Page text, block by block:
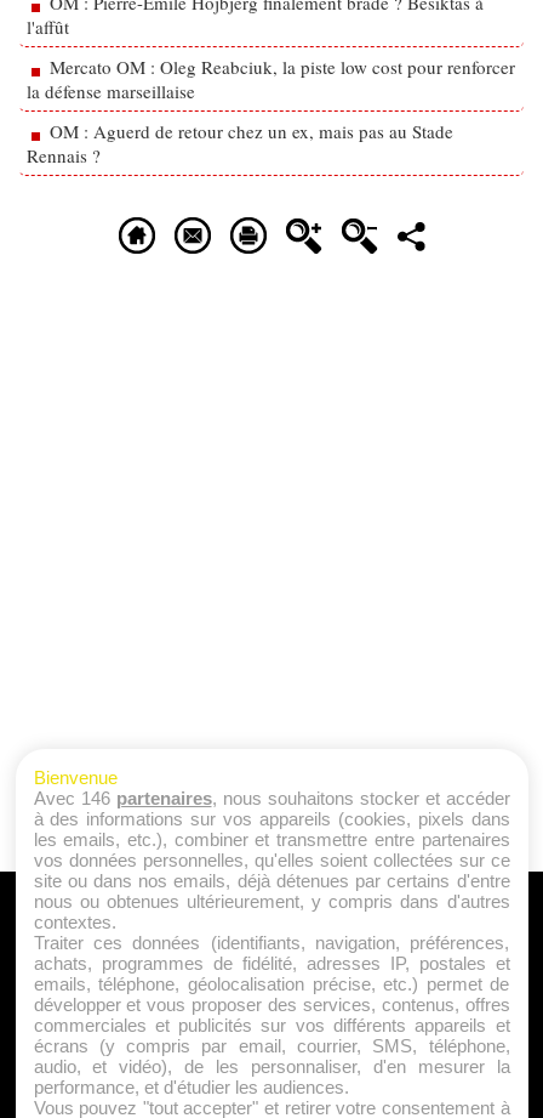
l'affût
Mercato OM : Oleg Reabciuk, la piste low cost pour renforcer
la défense marseillaise
OM : Aguerd de retour chez un ex, mais pas au Stade
Rennais ?
A PROPOS
Qui sommes nous ?
Mentions Légales
Publicité
Politique de Cookies
Contact
Bienvenue
Avec 146 partenaires, nous souhaitons stocker et accéder
à des informations sur vos appareils (cookies, pixels dans
les emails, etc.), combiner et transmettre entre partenaires
vos données personnelles, qu'elles soient collectées sur ce
site ou dans nos emails, déjà détenues par certains d'entre
nous ou obtenues ultérieurement, y compris dans d'autres
contextes.
Traiter ces données (identifiants, navigation, préférences,
achats, programmes de fidélité, adresses IP, postales et
emails, téléphone, géolocalisation précise, etc.) permet de
développer et vous proposer des services, contenus, offres
commerciales et publicités sur vos différents appareils et
écrans (y compris par email, courrier, SMS, téléphone,
audio, et vidéo), de les personnaliser, d'en mesurer la
performance, et d'étudier les audiences.
Vous pouvez "tout accepter" et retirer votre consentement à